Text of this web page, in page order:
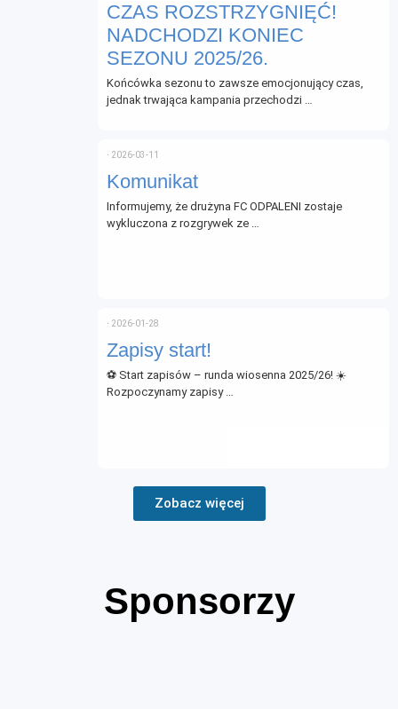
CZAS ROZSTRZYGNIĘĆ!
NADCHODZI KONIEC
SEZONU 2025/26.
Końcówka sezonu to zawsze emocjonujący czas,
jednak trwająca kampania przechodzi …
Komunikat
⋅ 2026-03-11
Informujemy, że drużyna FC ODPALENI zostaje
wykluczona z rozgrywek ze …
Zapisy start!
⋅ 2026-01-28
⚽ Start zapisów – runda wiosenna 2025/26! ☀️
Rozpoczynamy zapisy …
Zobacz więcej
Sponsorzy